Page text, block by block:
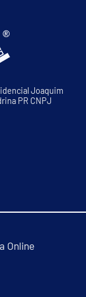
Joaquim
PR CNPJ
Online